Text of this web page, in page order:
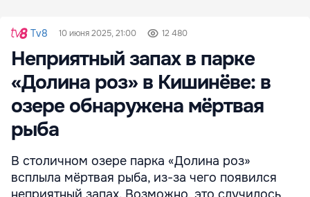
Tv8 10 июня 2025, 21:00 12 480
Неприятный запах в парке
«Долина роз» в Кишинёве: в
озере обнаружена мёртвая
рыба
В столичном озере парка «Долина роз»
всплыла мёртвая рыба, из-за чего появился